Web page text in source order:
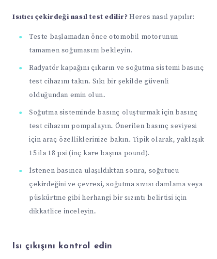
Isıtıcı çekirdeği nasıl test edilir? Heres nasıl yapılır:
Teste başlamadan önce otomobil motorunun
tamamen soğumasını bekleyin.
Radyatör kapağını çıkarın ve soğutma sistemi basınç
test cihazını takın. Sıkı bir şekilde güvenli
olduğundan emin olun.
Soğutma sisteminde basınç oluşturmak için basınç
test cihazını pompalayın. Önerilen basınç seviyesi
için araç özelliklerinize bakın. Tipik olarak, yaklaşık
15 ila 18 psi (inç kare başına pound).
İstenen basınca ulaşıldıktan sonra, soğutucu
çekirdeğini ve çevresi, soğutma sıvısı damlama veya
püskürtme gibi herhangi bir sızıntı belirtisi için
dikkatlice inceleyin.
Isı çıkışını kontrol edin